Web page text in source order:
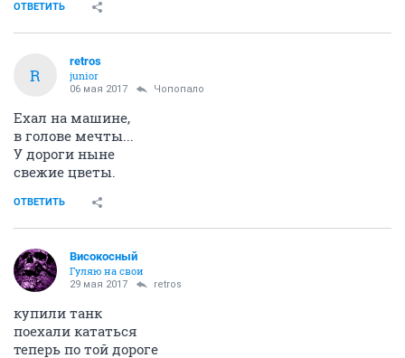
ОТВЕТИТЬ
R
retros
junior
06 мая 2017 Чопопало
Ехал на машине,
в голове мечты...
У дороги ныне
свежие цветы.
ОТВЕТИТЬ
Високосный
Гуляю на свои
29 мая 2017 retros
купили танк
поехали кататься
теперь по той дороге